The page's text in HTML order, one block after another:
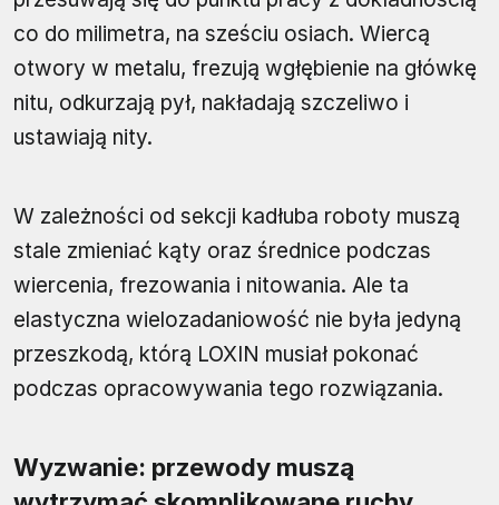
co do milimetra, na sześciu osiach. Wiercą
otwory w metalu, frezują wgłębienie na główkę
nitu, odkurzają pył, nakładają szczeliwo i
ustawiają nity.
W zależności od sekcji kadłuba roboty muszą
stale zmieniać kąty oraz średnice podczas
wiercenia, frezowania i nitowania. Ale ta
elastyczna wielozadaniowość nie była jedyną
przeszkodą, którą LOXIN musiał pokonać
podczas opracowywania tego rozwiązania.
Wyzwanie: przewody muszą